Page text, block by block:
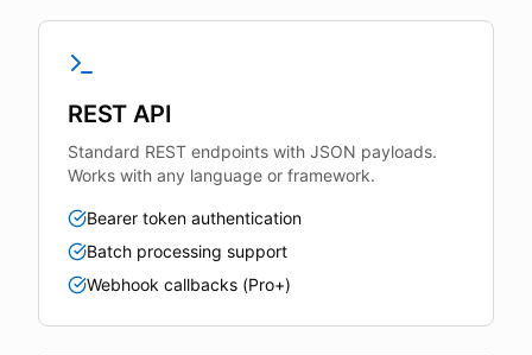
REST API
Standard REST endpoints with JSON payloads.
Works with any language or framework.
Bearer token authentication
Batch processing support
Webhook callbacks (Pro+)